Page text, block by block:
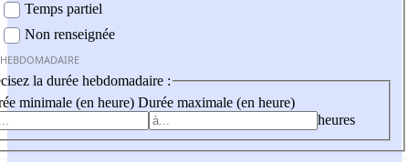
Temps partiel
Non renseignée
la durée hebdomadaire :
minimale (en heure) Durée maximale (en heure)
heures